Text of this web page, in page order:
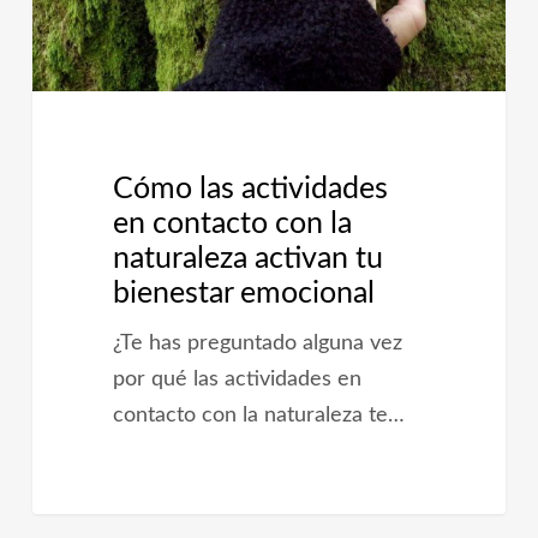
la
naturaleza
activan
emocionalCómo las actividades
en contacto con la
naturaleza activan tu
bienestar emocional
¿Te has preguntado alguna vez
por qué las actividades en
contacto con la naturaleza te…